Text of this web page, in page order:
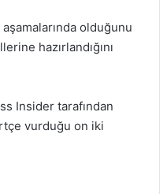
olduğunu
hazırlandığını
Insider tarafından
vurduğu on iki